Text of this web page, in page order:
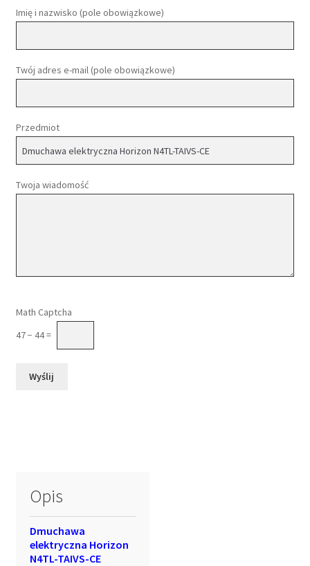
Imię i nazwisko (pole obowiązkowe)
Twój adres e-mail (pole obowiązkowe)
Przedmiot
Twoja wiadomość
Math Captcha
47 − 44 =
Opis
Dmuchawa
elektryczna Horizon
N4TL-TAIVS-CE